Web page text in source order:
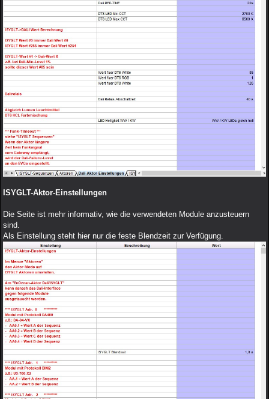
ISYGLT-Aktor-Einstellungen
Die Seite ist mehr informativ, wie die verwendeten Module anzusteuern
sind.
Als Einstellung steht hier nur die feste Blendzeit zur Verfügung.